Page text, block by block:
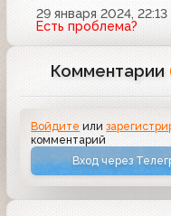
29 января 2024, 22:13
Есть проблема?
Комментарии
Войдите или
комментарий
Вход через